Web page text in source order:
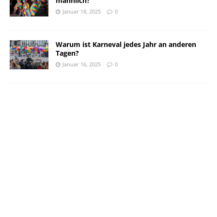
Januar 18, 2025 0
Warum ist Karneval jedes Jahr an anderen
Tagen?
Januar 16, 2025 0